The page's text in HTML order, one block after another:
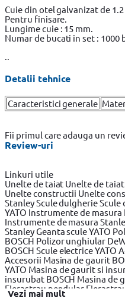
Cuie din otel galvanizat de
Pentru finisare.
Lungime cuie : 15 mm.
Numar de bucati in set : 1000
..
Detalii tehnice
Caracteristici generale
Fii primul care adauga un
Review-uri
Linkuri utile
Unelte de taiat Unelte de
Unelte constructii Unelte
StanleyScule dulgherieScule
YATO Instrumente de masura
Instrumente de masura
StanleyGeanta scule YATO
BOSCH Polizor unghiular
BOSCH Scule electrice YATO
Accesorii Masina de gaurit
YATO Masina de gaurit si
insurubat BOSCH Masina de
Fierastrau pendular
pendular Makita
Vezi mai mult